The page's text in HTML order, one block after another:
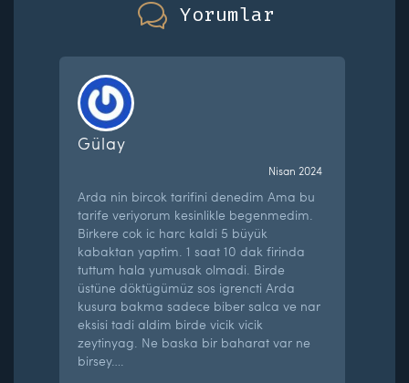
Yorumlar
Gülay
Nisan 2024
Arda nin bircok tarifini denedim Ama bu
tarife veriyorum kesinlikle begenmedim.
Birkere cok ic harc kaldi 5 büyük
kabaktan yaptim. 1 saat 10 dak firinda
tuttum hala yumusak olmadi. Birde
üstüne döktügümüz sos igrencti Arda
kusura bakma sadece biber salca ve nar
eksisi tadi aldim birde vicik vicik
zeytinyag. Ne baska bir baharat var ne
birsey….